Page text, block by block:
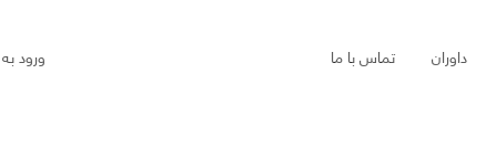
داوران تماس با ما ورود